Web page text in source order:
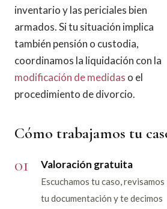
inventario y las periciales bien
armados. Si tu situación implica
también pensión o custodia,
coordinamos la liquidación con la
modificación de medidas o el
procedimiento de divorcio.
Cómo trabajamos tu
01 Valoración gratuita
Escuchamos tu caso, revisamos
tu documentación y te decimos